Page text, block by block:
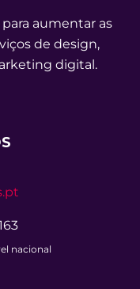
aumentar as
de design,
digital.
nacional